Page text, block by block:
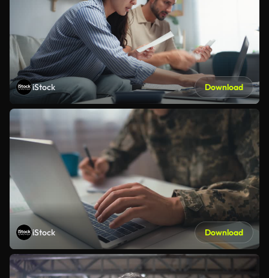
iStock Download
iStock Download